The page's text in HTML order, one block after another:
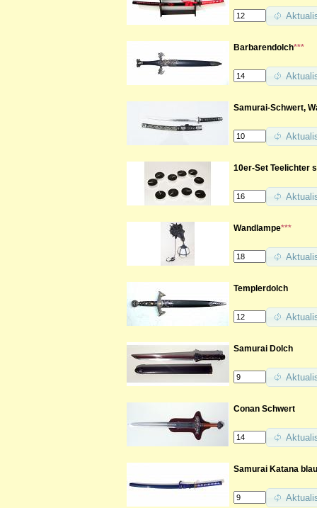
Barbarendolch***
Samurai-Schwert,
10er-Set Teelichter
Wandlampe***
Templerdolch
Samurai Dolch
Conan Schwert
Samurai Katana